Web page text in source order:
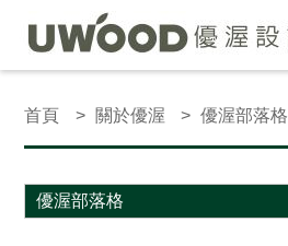
首頁 關於優渥 優渥部落格